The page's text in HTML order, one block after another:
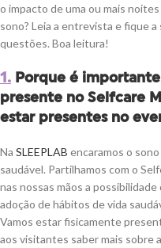
o impacto de uma ou mais noites
sono? Leia a entrevista e fique
questões. Boa leitura!
1. Porque é
presente no Selfcare
estar presentes no
Na SLEEPLAB encaramos o
saudável. Partilhamos com o
nas nossas mãos a
adoção de hábitos de vida
Vamos estar fisicamente
aos visitantes saber mais sobre